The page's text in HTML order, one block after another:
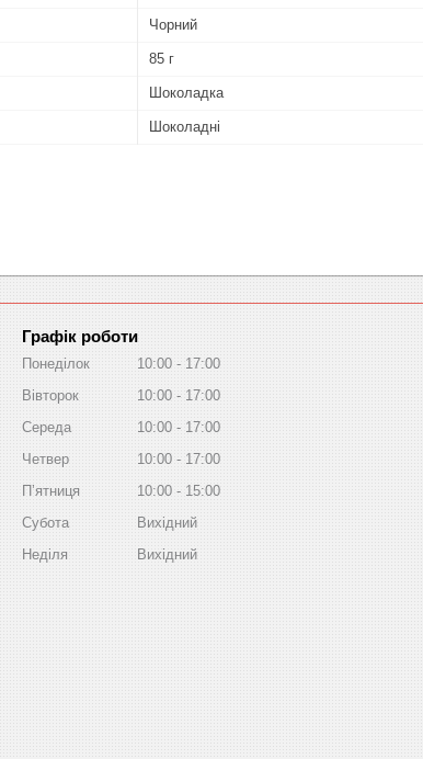
Чорний
85 г
Шоколадка
Шоколадні
Графік роботи
Понеділок 10:00
17:00
Вівторок
10:00
17:00
Середа
10:00
17:00
Четвер
10:00
17:00
Пʼятниця
10:00
15:00
Субота
Вихідний
Неділя
Вихідний